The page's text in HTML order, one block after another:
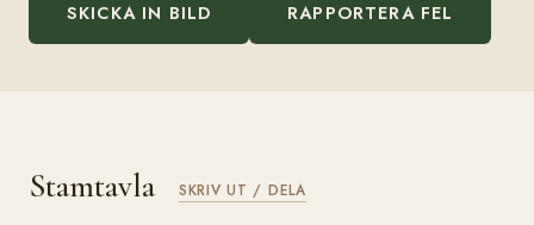
SKICKA IN BILD RAPPORTERA FEL
Stamtavla SKRIV UT / DELA